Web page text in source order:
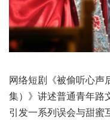
网络短剧《被偷听心声
集）》讲述普通青年路
引发一系列误会与甜蜜